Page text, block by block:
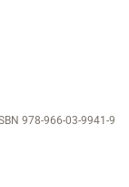
978-966-03-9941-9